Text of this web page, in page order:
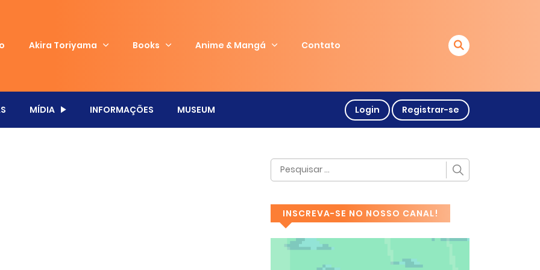
Akira Toriyama Books Anime & Mangá Contato
MÍDIA INFORMAÇÕES MUSEUM Login Registrar-se
INSCREVA-SE NO NOSSO CANAL!